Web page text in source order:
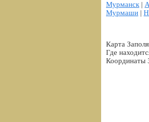
Мурманск|
Мурмаши |
Карта
Где
Координаты